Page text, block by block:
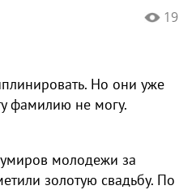
19
Но они уже
фамилию не могу.
молодежи за
золотую свадьбу. По